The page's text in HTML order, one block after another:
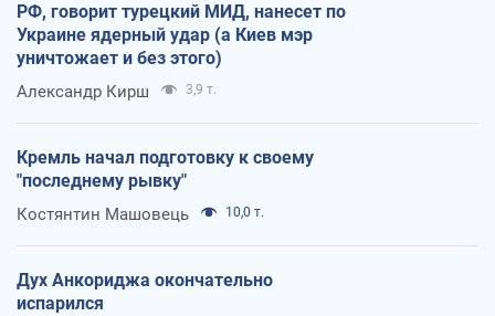
РФ, говорит турецкий МИД, нанесет по
Украине ядерный удар (а Киев мэр
уничтожает и без этого)
Александр Кирш 3,9 т.
Кремль начал подготовку к своему
"последнему рывку"
Костянтин Машовець 10,0 т.
Дух Анкориджа окончательно
испарился